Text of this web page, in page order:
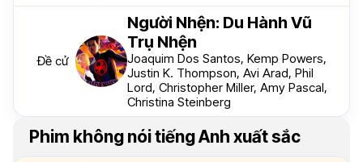
Đề cử
Người Nhện: Du Hành Vũ
Trụ Nhện
Joaquim Dos Santos, Kemp Powers,
Justin K. Thompson, Avi Arad, Phil
Lord, Christopher Miller, Amy Pascal,
Christina Steinberg
Phim không nói tiếng Anh xuất sắc